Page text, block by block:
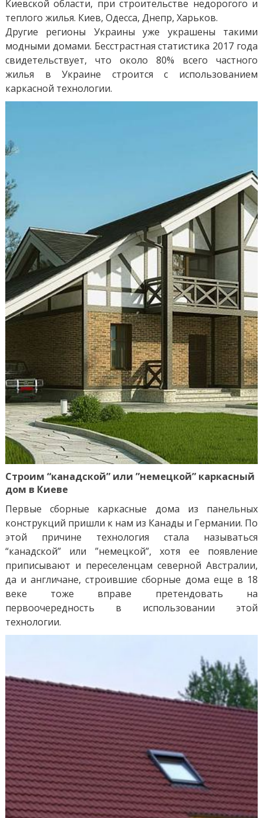
Киевской области, при строительстве недорогого и
теплого жилья. Киев, Одесса, Днепр, Харьков.
Другие регионы Украины уже украшены такими
модными домами. Бесстрастная статистика 2017 года
свидетельствует, что около 80% всего частного
жилья в Украине строится с использованием
каркасной технологии.
Строим “канадской” или ”немецкой” каркасный
дом в Киеве
Первые сборные каркасные дома из панельных
конструкций пришли к нам из Канады и Германии. По
этой причине технология стала называться
“канадской” или ”немецкой”, хотя ее появление
приписывают и переселенцам северной Австралии,
да и англичане, строившие сборные дома еще в 18
веке тоже вправе претендовать на
первоочередность в использовании этой
технологии.